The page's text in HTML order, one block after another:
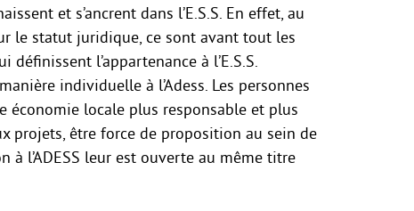
et s’ancrent dans l’E.S.S. En effet, au
le statut juridique, ce sont avant tout les
l’appartenance à l’E.S.S.
individuelle à l’Adess. Les personnes
économie locale plus responsable et plus
projets, être force de proposition au sein de
à l’ADESS leur est ouverte au même titre